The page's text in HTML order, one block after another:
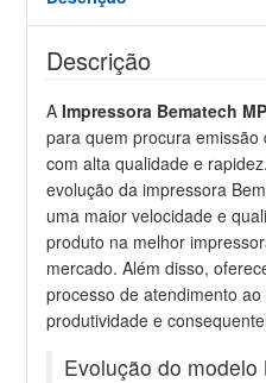
Descrição
AImpressora Bematech
para quem procura
com alta qualidade e
evolução da impressora
uma maior velocidade e
produto na melhor
mercado. Além disso,
processo de atendimento
produtividade e
Evolução do